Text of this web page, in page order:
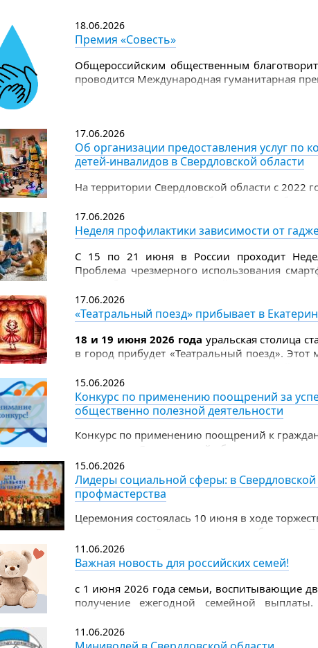
воспитательную и организационную
деятельности Движения Первых.
18.06.2026
Премия «Совесть»
Общероссийским общественным
проводится Международная гуманитарная
детям, и укрепить ценности милосердия
и ответственности.
17.06.2026
Об организации предоставления услуг по
детей-инвалидов в Свердловской области
На территории Свердловской области с 2022
17.06.2026
Неделя профилактики зависимости от
С 15 по 21 июня в России проходит
Проблема чрезмерного использования
родителей.
17.06.2026
«Театральный поезд» прибывает в
18 и 19 июня 2026 года уральская столица
в город прибудет «Театральный поезд».
прикоснуться к миру театра.
15.06.2026
Конкурс по применению поощрений за
общественно полезной деятельности
Конкурс по применению поощрений к
территории Свердловской области, за
общественно полезной деятельности
15.06.2026
Лидеры социальной сферы: в
профмастерства
Церемония состоялась 10 июня в ходе
празднованию Дня социального работника.
заместитель Губернатора Свердловской
области Татьяна Савинова.
11.06.2026
Важная новость для российских семей!
с 1 июня 2026 года семьи, воспитывающие
получение ежегодной семейной
11.06.2026